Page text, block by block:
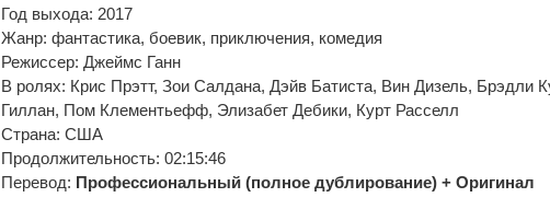
Год выхода: 2017
Жанр: фантастика, боевик, приключения, комедия
Режиссер: Джеймс Ганн
В ролях: Крис Прэтт, Зои Салдана, Дэйв Батиста, Вин Дизель, Брэдли
Гиллан, Пом Клементьефф, Элизабет Дебики, Курт Расселл
Страна: США
Продолжительность: 02:15:46
Перевод: Профессиональный (полное дублирование) + Оригинал